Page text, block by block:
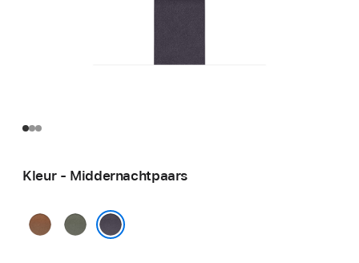
Kleur - Middernachtpaars
KaramelSaliegrijs